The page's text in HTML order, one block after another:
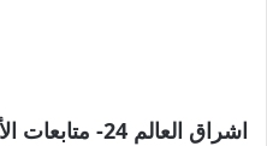
اشراق العالم